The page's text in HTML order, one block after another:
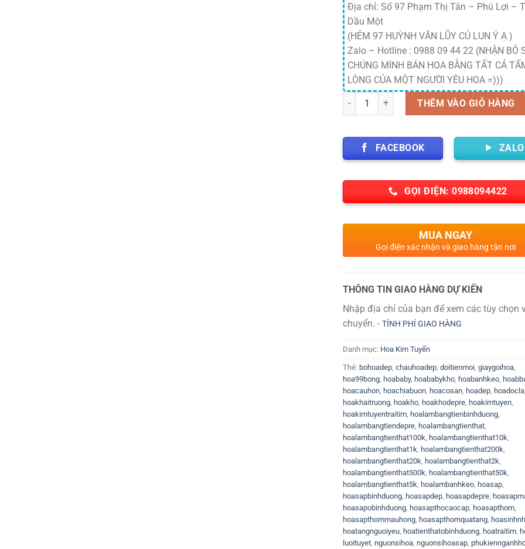
Địa chỉ: Số 97 Phạm Thị Tân – Phú Lợi –
Dầu Một
(HẺM 97 HUỲNH VĂN LŨY CỦ LUN Ý Ạ )
Zalo – Hotline : 0988 09 44 22 (NHẬN BỎ
CHÚNG MÌNH BÁN HOA BẰNG TẤT CẢ
LÒNG CỦA MỘT NGƯỜI YÊU HOA =)))
Số lượng THÊM VÀO GIỎ HÀNG
FACEBOOK ZALO
GỌI ĐIỆN: 0988094422
MUA NGAY
Gọi điện xác nhận và giao hàng tận nơi
THÔNG TIN GIAO HÀNG DỰ KIẾN
Nhập địa chỉ của bạn để xem các tùy chọn
chuyển. -TÍNH PHÍ GIAO HÀNG
Danh mục: Hoa Kim Tuyến
Thẻ: bohoadep ,chauhoadep ,doitienmoi ,giaygoihoa
hoa99bong hoababy, hoababykho hoabanhkeo
hoacauhon hoachiabuon hoacosan hoadep hoadocla
hoakhaitruong hoakho hoakhodepre hoakimtuyen
hoakimtuyentraitim hoalambangtienbinhduong
hoalambangtiendepre hoalambangtienthat
hoalambangtienthat100k hoalambangtienthat10k
hoalambangtienthat1k hoalambangtienthat200k
hoalambangtienthat20k hoalambangtienthat2k
hoalambangtienthat500k hoalambangtienthat50k
hoalambangtienthat5k hoalambanhkeo hoasap
hoasapbinhduong hoasapdep hoasapdepre
hoasapobinhduong hoasapthocaocap hoasapthom
hoasapthommauhong hoasapthomquatang
hoatangnguoiyeu hoatienthatobinhduong hoatraitim
luoituyet nguonsihoa nguonsihoasap